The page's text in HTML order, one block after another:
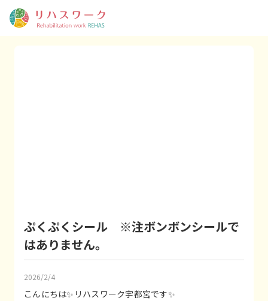
ぷくぷくシール ※注ボンボンシールで
はありません。
2026/2/4
こんにちは✨️リハスワーク宇都宮です✨